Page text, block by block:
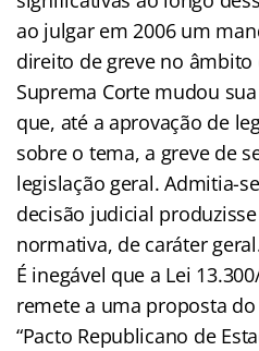
ao julgar em 2006 um
direito de greve no
Suprema Corte mudou
que, até a aprovação de
sobre o tema, a greve de
legislação geral. Admitia-
decisão judicial
normativa, de caráter
É inegável que a Lei
remete a uma proposta
“Pacto Republicano de